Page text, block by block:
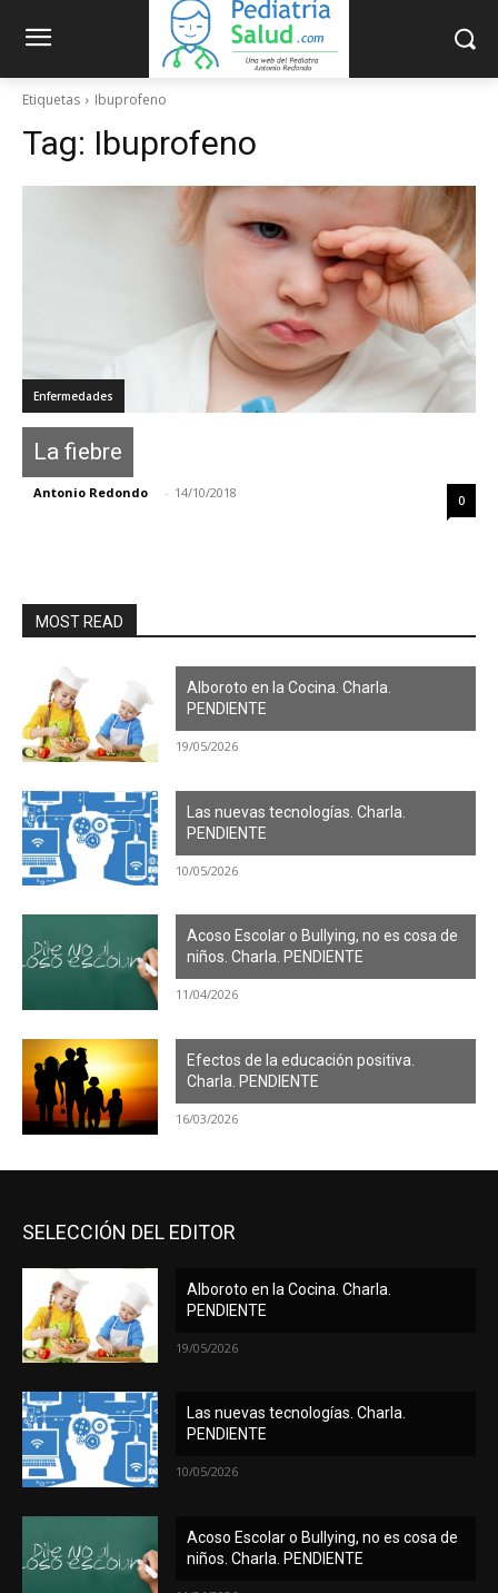
Etiquetas Ibuprofeno
Tag: Ibuprofeno
Enfermedades
La fiebre
Antonio Redondo - 14/10/2018 0
MOST READ
Alboroto en la Cocina. Charla.
PENDIENTE
19/05/2026
Las nuevas tecnologías. Charla.
PENDIENTE
10/05/2026
Acoso Escolar o Bullying, no es cosa de
niños. Charla. PENDIENTE
11/04/2026
Efectos de la educación positiva.
Charla. PENDIENTE
16/03/2026
SELECCIÓN DEL EDITOR
Alboroto en la Cocina. Charla.
PENDIENTE
19/05/2026
Las nuevas tecnologías. Charla.
PENDIENTE
10/05/2026
Acoso Escolar o Bullying, no es cosa de
niños. Charla. PENDIENTE